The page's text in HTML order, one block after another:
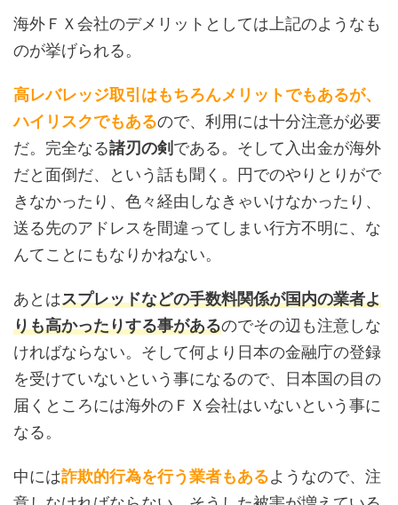
海外ＦＸ会社のデメリットとしては上記のようなも
のが挙げられる。
高レバレッジ取引はもちろんメリットでもあるが、
ハイリスクでもあるので、利用には十分注意が必要
だ。完全なる諸刃の剣である。そして入出金が海外
だと面倒だ、という話も聞く。円でのやりとりがで
きなかったり、色々経由しなきゃいけなかったり、
送る先のアドレスを間違ってしまい行方不明に、な
んてことにもなりかねない。
あとはスプレッドなどの手数料関係が国内の業者よ
りも高かったりする事があるのでその辺も注意しな
ければならない。そして何より日本の金融庁の登録
を受けていないという事になるので、日本国の目の
届くところには海外のＦＸ会社はいないという事に
なる。
中には詐欺的行為を行う業者もあるようなので、注